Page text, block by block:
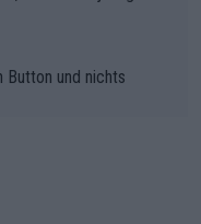
Button und nichts